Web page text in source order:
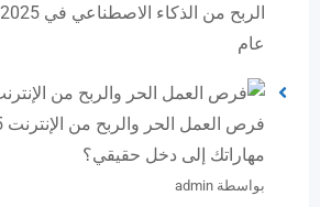
عام
مهاراتك إلى دخل حقيقي؟
بواسطة admin